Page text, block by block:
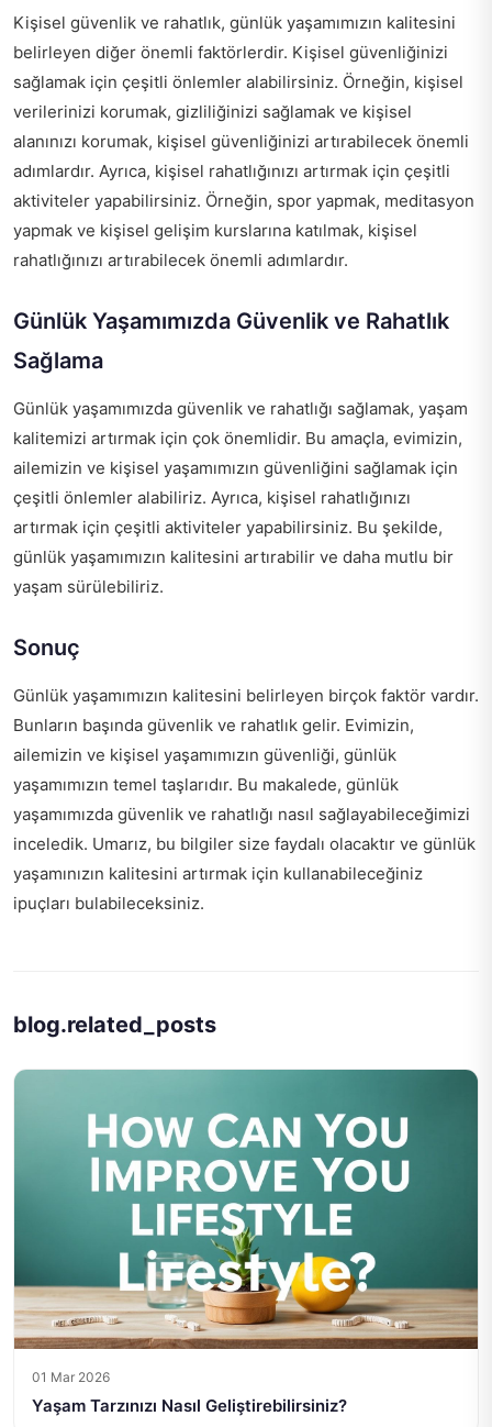
Kişisel güvenlik ve rahatlık, günlük yaşamımızın kalitesini
belirleyen diğer önemli faktörlerdir. Kişisel güvenliğinizi
sağlamak için çeşitli önlemler alabilirsiniz. Örneğin, kişisel
verilerinizi korumak, gizliliğinizi sağlamak ve kişisel
alanınızı korumak, kişisel güvenliğinizi artırabilecek önemli
adımlardır. Ayrıca, kişisel rahatlığınızı artırmak için çeşitli
aktiviteler yapabilirsiniz. Örneğin, spor yapmak, meditasyon
yapmak ve kişisel gelişim kurslarına katılmak, kişisel
rahatlığınızı artırabilecek önemli adımlardır.
Günlük Yaşamımızda Güvenlik ve Rahatlık
Sağlama
Günlük yaşamımızda güvenlik ve rahatlığı sağlamak, yaşam
kalitemizi artırmak için çok önemlidir. Bu amaçla, evimizin,
ailemizin ve kişisel yaşamımızın güvenliğini sağlamak için
çeşitli önlemler alabiliriz. Ayrıca, kişisel rahatlığınızı
artırmak için çeşitli aktiviteler yapabilirsiniz. Bu şekilde,
günlük yaşamımızın kalitesini artırabilir ve daha mutlu bir
yaşam sürülebiliriz.
Sonuç
Günlük yaşamımızın kalitesini belirleyen birçok faktör vardır.
Bunların başında güvenlik ve rahatlık gelir. Evimizin,
ailemizin ve kişisel yaşamımızın güvenliği, günlük
yaşamımızın temel taşlarıdır. Bu makalede, günlük
yaşamımızda güvenlik ve rahatlığı nasıl sağlayabileceğimizi
inceledik. Umarız, bu bilgiler size faydalı olacaktır ve günlük
yaşamınızın kalitesini artırmak için kullanabileceğiniz
ipuçları bulabileceksiniz.
blog.related_posts
01 Mar 2026
Yaşam Tarzınızı Nasıl Geliştirebilirsiniz?